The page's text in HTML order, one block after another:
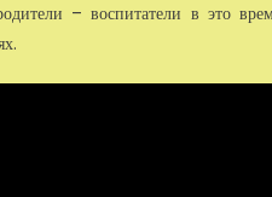
– воспитатели в это